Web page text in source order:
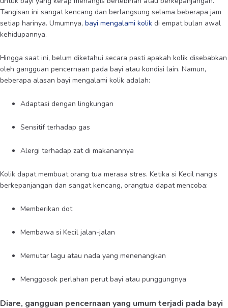
Tangisan ini sangat kencang dan berlangsung selama beberapa jam
setiap harinya. Umumnya, bayi mengalami kolik di empat bulan awal
kehidupannya.
Hingga saat ini, belum diketahui secara pasti apakah kolik disebabkan
oleh gangguan pencernaan pada bayi atau kondisi lain. Namun,
beberapa alasan bayi mengalami kolik adalah:
Adaptasi dengan lingkungan
Sensitif terhadap gas
Alergi terhadap zat di makanannya
Kolik dapat membuat orang tua merasa stres. Ketika si Kecil nangis
berkepanjangan dan sangat kencang, orangtua dapat mencoba:
Memberikan dot
Membawa si Kecil jalan-jalan
Memutar lagu atau nada yang menenangkan
Menggosok perlahan perut bayi atau punggungnya
Diare, gangguan pencernaan yang umum terjadi pada bayi